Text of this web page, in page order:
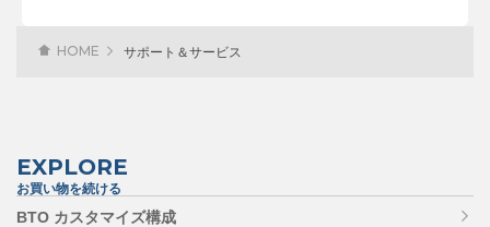
HOME サポート＆サービス
EXPLORE
お買い物を続ける
BTO カスタマイズ構成